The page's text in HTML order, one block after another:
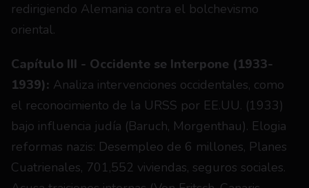
redirigiendo Alemania contra el bolchevismo
oriental.
Capítulo III - Occidente se Interpone (1933-
1939): Analiza intervenciones occidentales, como
el reconocimiento de la URSS por EE.UU. (1933)
bajo influencia judía (Baruch, Morgenthau). Elogia
reformas nazis: Desempleo de 6 millones, Planes
Cuatrienales, 701,552 viviendas, seguros sociales.